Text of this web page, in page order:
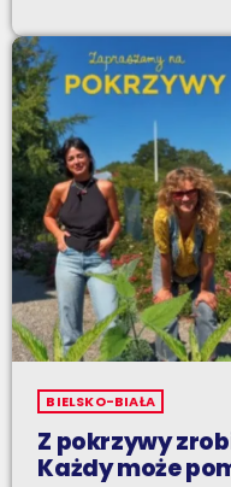
BIELSKO-BIAŁA
Z pokrzywy
Każdy może